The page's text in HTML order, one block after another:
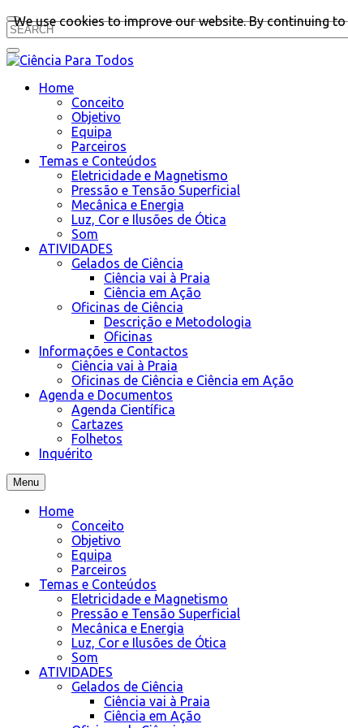
Home
Conceito
Objetivo
Equipa
Parceiros
Temas e Conteúdos
Eletricidade e Magnetismo
Pressão e Tensão Superficial
Mecânica e Energia
Luz, Cor e Ilusões de Ótica
Som
ATIVIDADES
Gelados de Ciência
Ciência vai à Praia
Ciência em Ação
Oficinas de Ciência
Descrição e Metodologia
Oficinas
Informações e Contactos
Ciência vai à Praia
Oficinas de Ciência e Ciência em Ação
Agenda e Documentos
Agenda Científica
Cartazes
Folhetos
Inquérito
Menu
Home
Conceito
Objetivo
Equipa
Parceiros
Temas e Conteúdos
Eletricidade e Magnetismo
Pressão e Tensão Superficial
Mecânica e Energia
Luz, Cor e Ilusões de Ótica
Som
ATIVIDADES
Gelados de Ciência
Ciência vai à Praia
Ciência em Ação
We use cookies to improve our website. By continuing